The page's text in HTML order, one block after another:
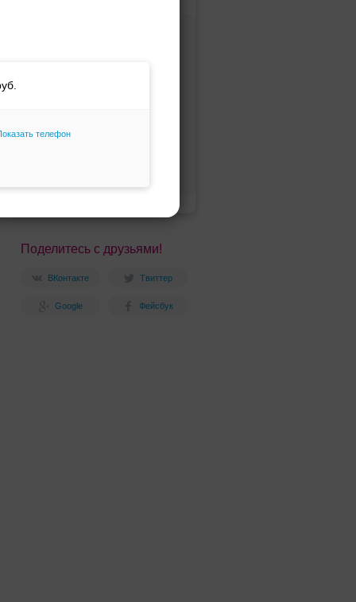
телефон
предварительной записи
Поделитесь с друзьями!
ВКонтакте Твиттер
Google Фейсбук